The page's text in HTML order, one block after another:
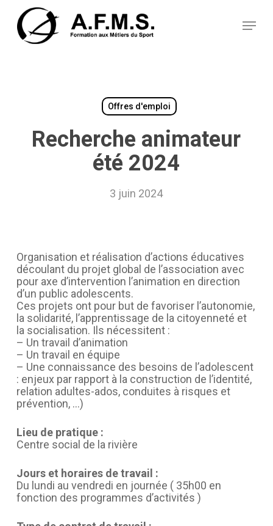
main
content
Menu
Offres d'emploi
Recherche animateur
été 2024
3 juin 2024
Organisation et réalisation d’actions éducatives
découlant du projet global de l’association avec
pour axe d’intervention l’animation en direction
d’un public adolescents.
Ces projets ont pour but de favoriser l’autonomie,
la solidarité, l’apprentissage de la citoyenneté et
la socialisation. Ils nécessitent :
– Un travail d’animation
– Un travail en équipe
– Une connaissance des besoins de l’adolescent
: enjeux par rapport à la construction de l’identité,
relation adultes-ados, conduites à risques et
prévention, …)
Lieu de pratique :
Centre social de la rivière
Jours et horaires de travail :
Du lundi au vendredi en journée ( 35h00 en
fonction des programmes d’activités )
Panneau de gestion des cookies